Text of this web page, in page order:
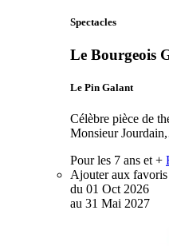
Spectacles
Le Bourgeois
Le Pin Galant
Célèbre pièce de
Monsieur
Pour les 7 ans et +
Ajouter aux favoris
du 01 Oct 2026
au 31 Mai 2027